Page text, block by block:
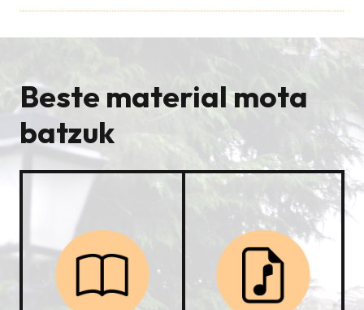
Beste material mota
batzuk